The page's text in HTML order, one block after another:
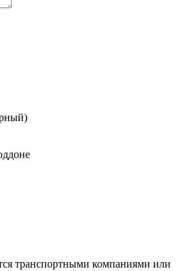
транспортными компаниями или